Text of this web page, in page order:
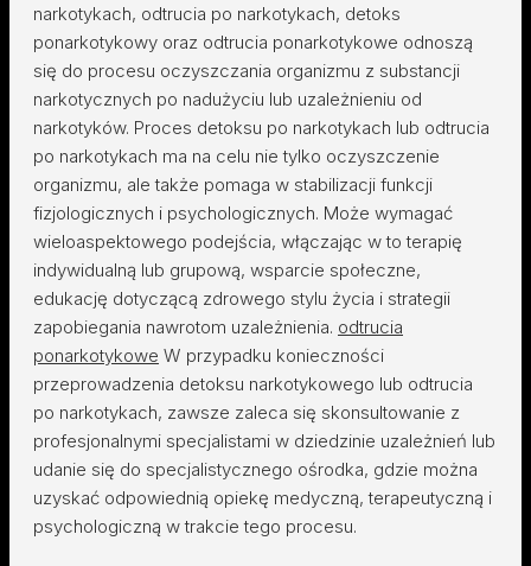
narkotykach, odtrucia po narkotykach, detoks
ponarkotykowy oraz odtrucia ponarkotykowe odnoszą
się do procesu oczyszczania organizmu z substancji
narkotycznych po nadużyciu lub uzależnieniu od
narkotyków. Proces detoksu po narkotykach lub odtrucia
po narkotykach ma na celu nie tylko oczyszczenie
organizmu, ale także pomaga w stabilizacji funkcji
fizjologicznych i psychologicznych. Może wymagać
wieloaspektowego podejścia, włączając w to terapię
indywidualną lub grupową, wsparcie społeczne,
edukację dotyczącą zdrowego stylu życia i strategii
zapobiegania nawrotom uzależnienia. odtrucia
ponarkotykowe W przypadku konieczności
przeprowadzenia detoksu narkotykowego lub odtrucia
po narkotykach, zawsze zaleca się skonsultowanie z
profesjonalnymi specjalistami w dziedzinie uzależnień lub
udanie się do specjalistycznego ośrodka, gdzie można
uzyskać odpowiednią opiekę medyczną, terapeutyczną i
psychologiczną w trakcie tego procesu.